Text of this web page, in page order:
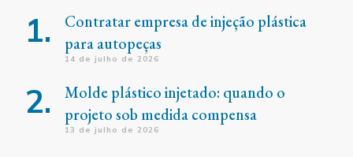
Contratar empresa de injeção plástica
para autopeças
14 de julho de 2026
Molde plástico injetado: quando o
projeto sob medida compensa
13 de julho de 2026